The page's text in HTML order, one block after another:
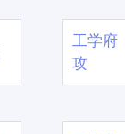
工学府
攻